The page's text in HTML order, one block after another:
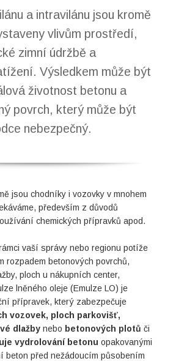
a intravilánu jsou kromě
vlivům prostředí,
zimní údržbě a
Výsledkem může být
životnost betonu a
povrch, který může být
nebezpečný.
jsou chodníky i vozovky v mnohem
především z důvodů
chemických přípravků apod.
vaší správy nebo regionu potíže
rozpadem betonových povrchů,
ploch u nákupních center,
lněného oleje (Emulze LO) je
přípravek, který zabezpečuje
vozovek, ploch parkovišť,
dlažby nebo betonových plotů či
vydrolování betonu opakovanými
beton před nežádoucím působením